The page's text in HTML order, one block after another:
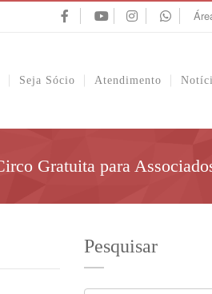
Seja Sócio Atendimento
Gratuita para
Pesquisar